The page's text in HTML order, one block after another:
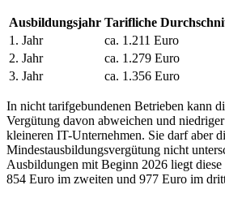
Ausbildungsjahr Tarifliche
1. Jahr
ca. 1.211 Euro
2. Jahr
ca. 1.279 Euro
3. Jahr
ca. 1.356 Euro
In nicht tarifgebundenen Betrieben kann
Vergütung davon abweichen und
kleineren IT-Unternehmen. Sie darf aber
Mindestausbildungsvergütung nicht
Ausbildungen mit Beginn 2026 liegt
854 Euro im zweiten und 977 Euro im